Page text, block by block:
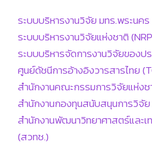
ระบบบริหารงานวิจัย มทร.พระนคร
ระบบบริหารงานวิจัยแห่งชาติ
ระบบบริหารจัดการงานวิจัยของปร
ศูนย์ดัชนีการอ้างอิงวารสารไทย
สำนักงานคณะกรรมการวิจัยแห่งช
สำนักงานกองทุนสนับสนุนการวิจั
สำนักงานพัฒนาวิทยาศาสตร์และเ
(สวทช.)